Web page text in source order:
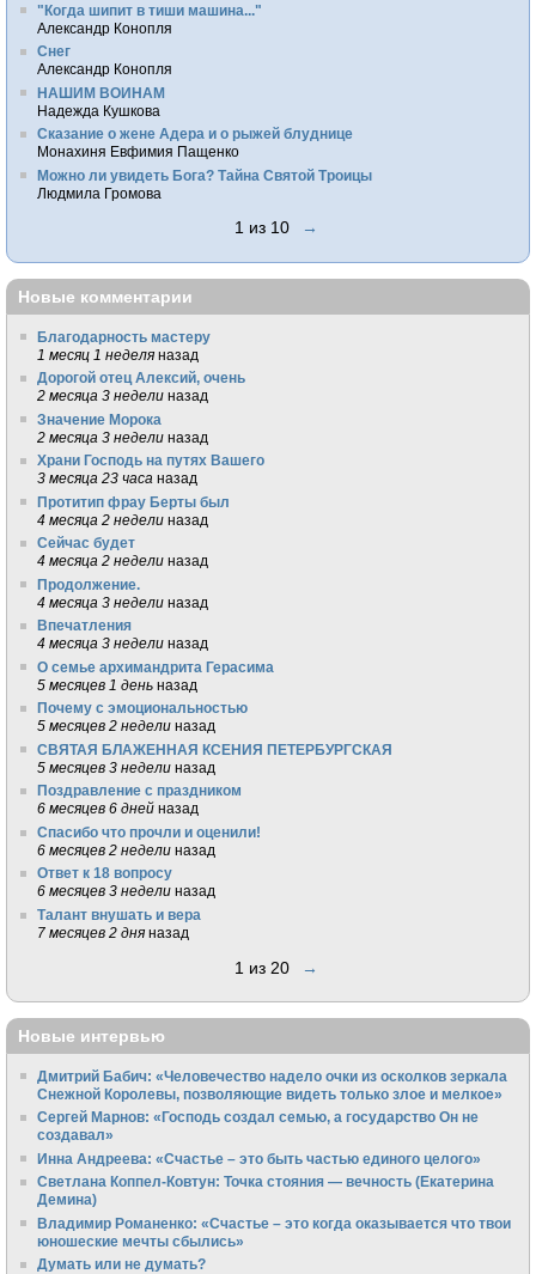
"Когда шипит в тиши машина..."
Александр Конопля
Снег
Александр Конопля
НАШИМ ВОИНАМ
Надежда Кушкова
Сказание о жене Адера и о рыжей блуднице
Монахиня Евфимия Пащенко
Можно ли увидеть Бога? Тайна Святой Троицы
Людмила Громова
1 из 10 →
Новые комментарии
Благодарность мастеру
1 месяц 1 неделя назад
Дорогой отец Алексий, очень
2 месяца 3 недели назад
Значение Морока
2 месяца 3 недели назад
Храни Господь на путях Вашего
3 месяца 23 часа назад
Протитип фрау Берты был
4 месяца 2 недели назад
Сейчас будет
4 месяца 2 недели назад
Продолжение.
4 месяца 3 недели назад
Впечатления
4 месяца 3 недели назад
О семье архимандрита Герасима
5 месяцев 1 день назад
Почему с эмоциональностью
5 месяцев 2 недели назад
СВЯТАЯ БЛАЖЕННАЯ КСЕНИЯ ПЕТЕРБУРГСКАЯ
5 месяцев 3 недели назад
Поздравление с праздником
6 месяцев 6 дней назад
Спасибо что прочли и оценили!
6 месяцев 2 недели назад
Ответ к 18 вопросу
6 месяцев 3 недели назад
Талант внушать и вера
7 месяцев 2 дня назад
1 из 20 →
Новые интервью
Дмитрий Бабич: «Человечество надело очки из осколков зеркала
Снежной Королевы, позволяющие видеть только злое и мелкое»
Сергей Марнов: «Господь создал семью, а государство Он не
создавал»
Инна Андреева: «Счастье – это быть частью единого целого»
Светлана Коппел-Ковтун: Точка стояния — вечность (Екатерина
Демина)
Владимир Романенко: «Счастье – это когда оказывается что твои
юношеские мечты сбылись»
Думать или не думать?